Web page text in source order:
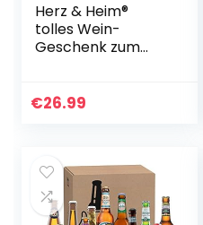
Herz & Heim®
tolles Wein-
Geschenk zum
Weinglas und Wein
€26.99